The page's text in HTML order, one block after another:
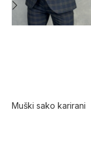
Muški sako karirani